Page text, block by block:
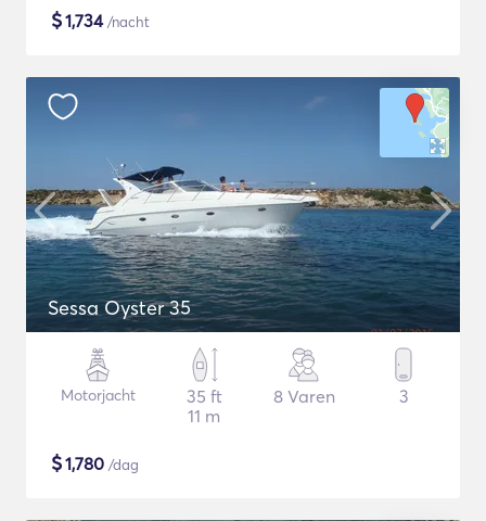
$1,734/nacht
Sessa Oyster 35
Motorjacht
35 ft
11 m
8 Varen 3
$1,780 /dag